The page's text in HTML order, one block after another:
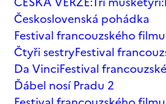
Československá pohádka
Festival francouzského
Čtyři sestryFestival
Da VinciFestival
Ďábel nosí Pradu 2